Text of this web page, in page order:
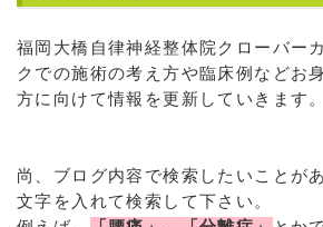
福岡大橋自律神経整体院クローバー
クでの施術の考え方や臨床例などお
方に向けて情報を更新していきます。
尚、ブログ内容で検索したいことが
文字を入れて検索して下さい。